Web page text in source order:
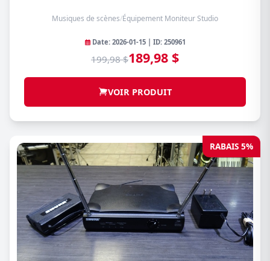
Musiques de scènes/Équipement Moniteur Studio
Date: 2026-01-15 | ID: 250961
199,98 $189,98 $
VOIR PRODUIT
RABAIS 5%